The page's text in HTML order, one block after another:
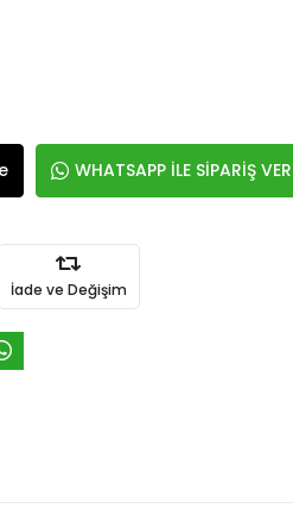
WHATSAPP İLE SİPARİŞ VER
İade ve Değişim